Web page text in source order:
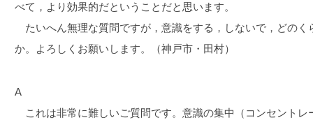
べて，より効果的だということだと思います。
たいへん無理な質問ですが，意識をする，しないで，どのく
か。よろしくお願いします。（神戸市・田村）
A
これは非常に難しいご質問です。意識の集中（コンセントレ